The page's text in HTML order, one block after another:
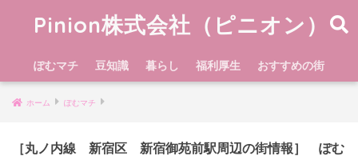
Pinion株式会社（ピニオン）
ぽむマチ 豆知識 暮らし 福利厚生 おすすめの街
ホーム ぽむマチ
［丸ノ内線 新宿区 新宿御苑前駅周辺の街情報］ ぽむ